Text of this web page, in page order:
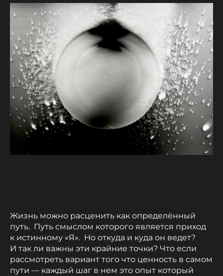
Жизнь можно расценить как определённый
путь. Путь смыслом которого является приход
к истинному «Я». Но откуда и куда он ведет?
И так ли важны эти крайние точки? Что если
рассмотреть вариант того что ценность в самом
пути — каждый шаг в нем это опыт который